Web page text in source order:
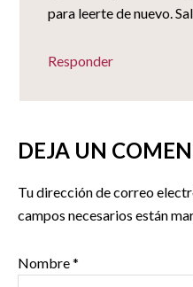
para leerte de nuevo.
Responder
DEJA UN
Tu dirección de correo
campos necesarios están
Nombre*